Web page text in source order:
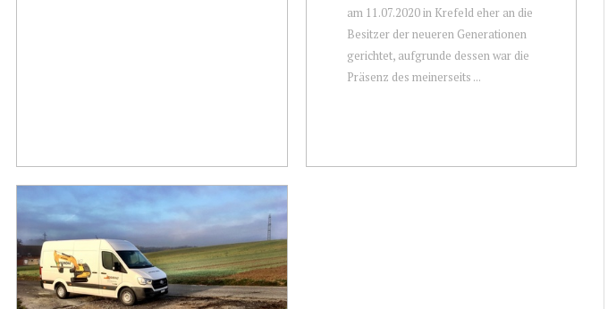
am 11.07.2020 in Krefeld eher an die
Besitzer der neueren Generationen
gerichtet, aufgrunde dessen war die
Präsenz des meinerseits ...